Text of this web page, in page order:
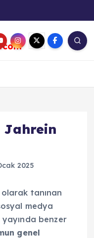
Jahrein
2025
tanınan
medya
benzer
genel